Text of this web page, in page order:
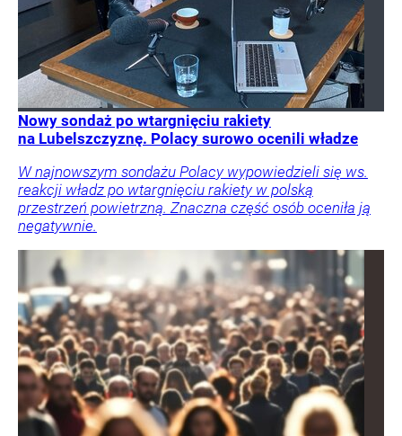
Nowy sondaż po wtargnięciu rakiety
na Lubelszczyznę. Polacy surowo ocenili władze
W najnowszym sondażu Polacy wypowiedzieli się ws.
reakcji władz po wtargnięciu rakiety w polską
przestrzeń powietrzną. Znaczna część osób oceniła ją
negatywnie.